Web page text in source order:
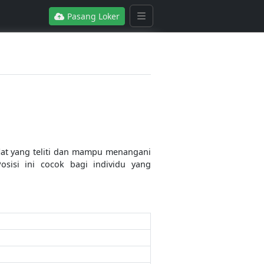
Pasang Loker
yang teliti dan mampu menangani
ini cocok bagi individu yang